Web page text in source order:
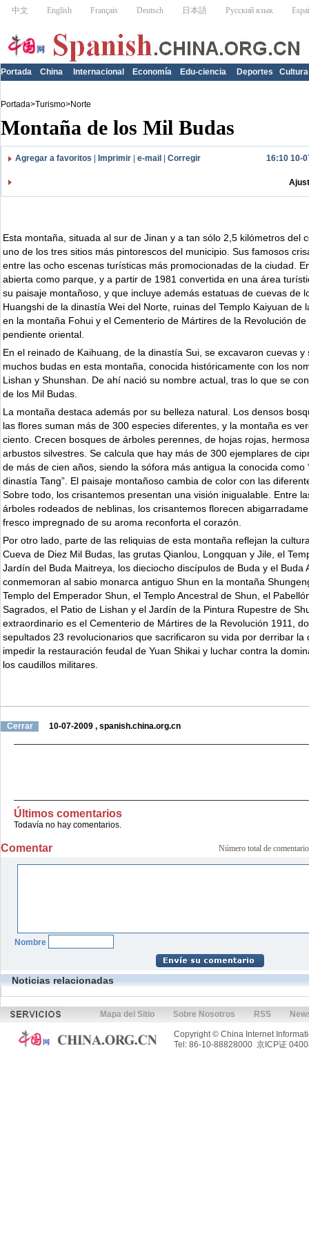
Portada China Internacional Economía Edu-ciencia Deportes Cultura
Portada>Turismo>Norte
Montaña de los Mil Budas
Agregar a favoritos Imprimir e-mail Corregir 16:10 10-
Esta montaña, situada al sur de Jinan y a tan sólo 2,5 kilómetros del
uno de los tres sitios más pintorescos del municipio. Sus famosos
entre las ocho escenas turísticas más promocionadas de la ciudad.
abierta como parque, y a partir de 1981 convertida en una área
su paisaje montañoso, y que incluye además estatuas de cuevas de
Huangshi de la dinastía Wei del Norte, ruinas del Templo Kaiyuan de
en la montaña Fohui y el Cementerio de Mártires de la Revolución de
pendiente oriental.
En el reinado de Kaihuang, de la dinastía Sui, se excavaron cuevas y
muchos budas en esta montaña, conocida históricamente con los
Lishan y Shunshan. De ahí nació su nombre actual, tras lo que se
de los Mil Budas.
La montaña destaca además por su belleza natural. Los densos
las flores suman más de 300 especies diferentes, y la montaña es
ciento. Crecen bosques de árboles perennes, de hojas rojas,
arbustos silvestres. Se calcula que hay más de 300 ejemplares de
de más de cien años, siendo la sófora más antigua la conocida como
dinastía Tang”. El paisaje montañoso cambia de color con las
Sobre todo, los crisantemos presentan una visión inigualable. Entre
árboles rodeados de neblinas, los crisantemos florecen
fresco impregnado de su aroma reconforta el corazón.
Por otro lado, parte de las reliquias de esta montaña reflejan la
Cueva de Diez Mil Budas, las grutas Qianlou, Longquan y Jile, el
Jardín del Buda Maitreya, los dieciocho discípulos de Buda y el Buda
conmemoran al sabio monarca antiguo Shun en la montaña
Templo del Emperador Shun, el Templo Ancestral de Shun, el
Sagrados, el Patio de Lishan y el Jardín de la Pintura Rupestre de
extraordinario es el Cementerio de Mártires de la Revolución 1911,
sepultados 23 revolucionarios que sacrificaron su vida por derribar la
impedir la restauración feudal de Yuan Shikai y luchar contra la
los caudillos militares.
Cerrar 10-07-2009 , spanish.china.org.cn
Últimos comentarios
Todavía no hay comentarios.
Comentar Número total de
Nombre
Noticias relacionadas